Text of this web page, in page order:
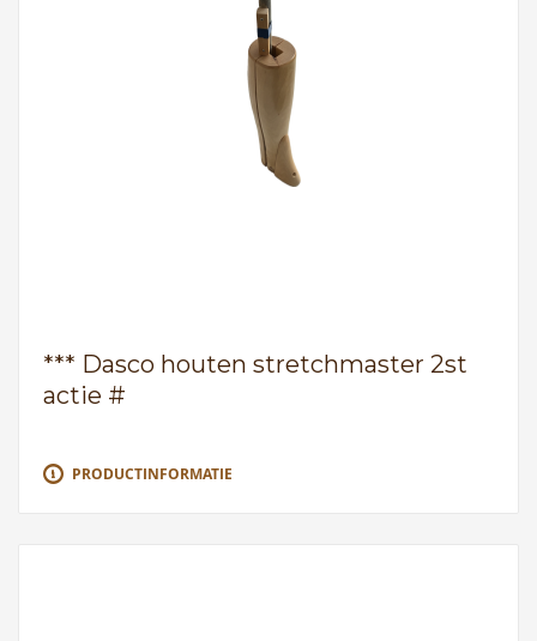
*** Dasco houten stretchmaster 2st
actie #
PRODUCTINFORMATIE